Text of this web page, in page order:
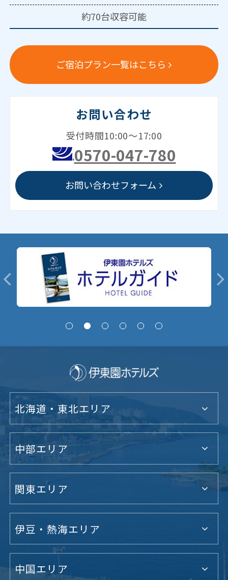
約70台収容可能
ご宿泊プラン一覧はこちら
お問い合わせ
受付時間10:00～17:00
0570-047-780
お問い合わせフォーム
北海道・東北エリア
中部エリア
関東エリア
伊豆・熱海エリア
中国エリア